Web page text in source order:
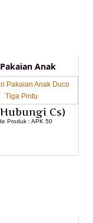
Anak
Cs)
Produk : APK 50